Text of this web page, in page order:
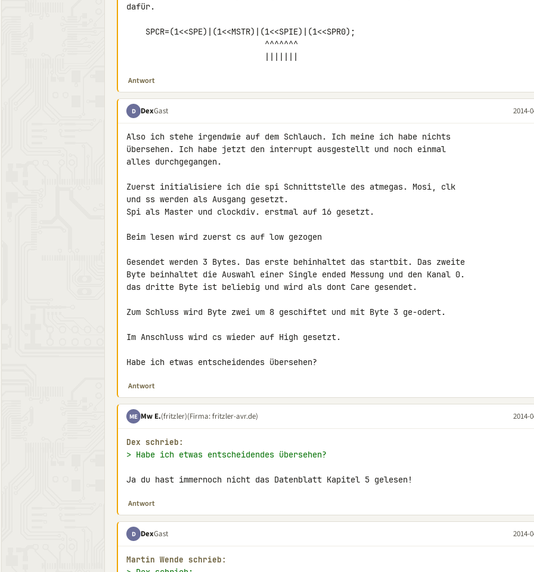
dafür.
                             |||||||
Antwort
D DexGast 2014-
Also ich stehe irgendwie auf dem Schlauch. Ich meine ich habe nichts
übersehen. Ich habe jetzt den interrupt ausgestellt und noch einmal
alles durchgegangen.
Zuerst initialisiere ich die spi Schnittstelle des atmegas. Mosi, clk
und ss werden als Ausgang gesetzt.
Spi als Master und clockdiv. erstmal auf 16 gesetzt.
Beim lesen wird zuerst cs auf low gezogen
Gesendet werden 3 Bytes. Das erste behinhaltet das startbit. Das zweite
Byte beinhaltet die Auswahl einer Single ended Messung und den Kanal 0.
das dritte Byte ist beliebig und wird als dont Care gesendet.
Zum Schluss wird Byte zwei um 8 geschiftet und mit Byte 3 ge-odert.
Im Anschluss wird cs wieder auf High gesetzt.
Habe ich etwas entscheidendes übersehen?
Antwort
ME Mw E.(fritzler)(Firma: fritzler-avr.de) 2014-
Dex schrieb:
> Habe ich etwas entscheidendes übersehen?
Ja du hast immernoch nicht das Datenblatt Kapitel 5 gelesen!
Antwort
D DexGast 2014-
Martin Wende schrieb: